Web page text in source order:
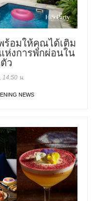
ร้อมให้คุณได้เติม
ห่งการพักผ่อนใน
ว
น.
NEWS